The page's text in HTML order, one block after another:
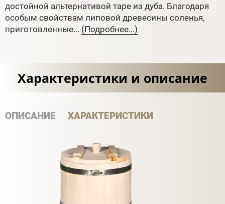
достойной альтернативой таре из дуба. Благодаря
особым свойствам липовой древесины соленья,
приготовленные... (Подробнее...)
Характеристики и описание
ОПИСАНИЕ ХАРАКТЕРИСТИКИ